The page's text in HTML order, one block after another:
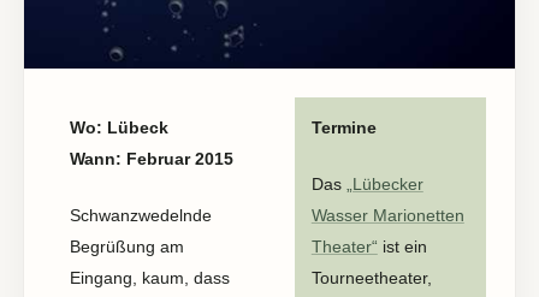
Wo: Lübeck
Wann: Februar 2015
Schwanzwedelnde
Begrüßung am
Eingang, kaum, dass
Termine
Das
„Lübecker
Wasser Marionetten
Theater“ ist ein
Tourneetheater,